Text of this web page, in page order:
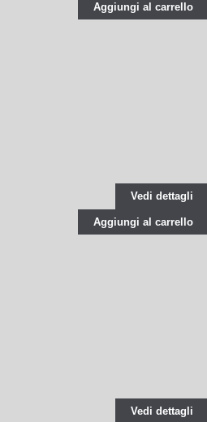
Aggiungi al carrello
Vedi dettagli
Aggiungi al carrello
Vedi dettagli